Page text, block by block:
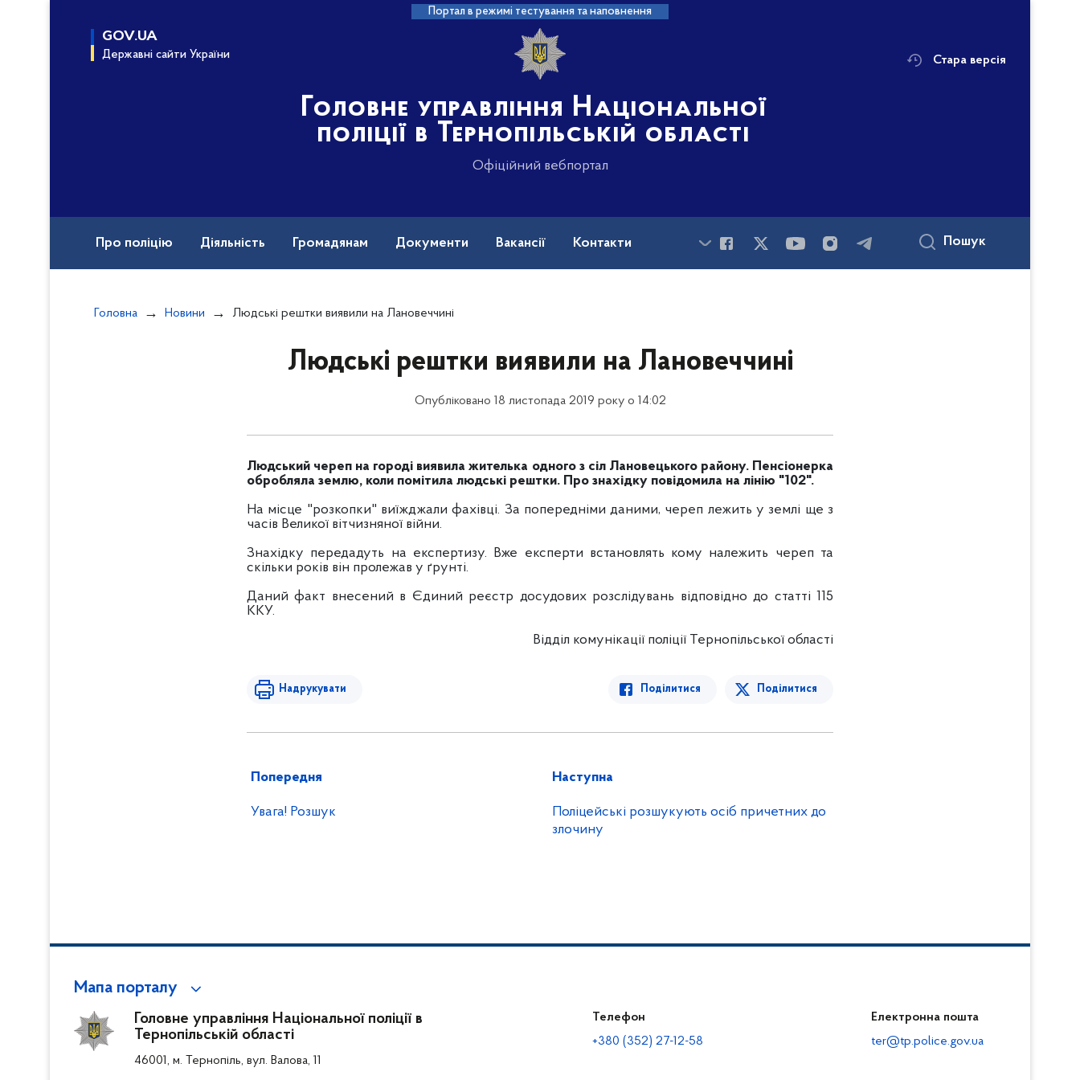
Портал в режимі тестування та наповнення
GOV.UA
Державні сайти України
Головне управління Національної
поліції в Тернопільській області
Офіційний вебпортал
Стара версія
Про поліцію Діяльність Громадянам Документи Вакансії Контакти Пошук
Головна Новини Людські рештки виявили на Лановеччині
Людські рештки виявили на Лановеччині
Опубліковано 18 листопада 2019 року о 14:02
Людський череп на городі виявила жителька одного з сіл Лановецького району. Пенсіонерка
обробляла землю, коли помітила людські рештки. Про знахідку повідомила на лінію "102".
На місце "розкопки" виїжджали фахівці. За попередніми даними, череп лежить у землі ще з
часів Великої вітчизняної війни.
Знахідку передадуть на експертизу. Вже експерти встановлять кому належить череп та
скільки років він пролежав у ґрунті.
Даний факт внесений в Єдиний реєстр досудових розслідувань відповідно до статті 115
ККУ.
Відділ комунікації поліції Тернопільської області
Надрукувати Поділитися Поділитися
Попередня
Увага! Розшук
Наступна
Поліцейські розшукують осіб причетних до
злочину
Мапа порталу
Головне управління Національної поліції в
Тернопільській області
46001, м. Тернопіль, вул. Валова, 11
Телефон
+380 (352) 27-12-58
Електронна пошта
ter@tp.police.gov.ua